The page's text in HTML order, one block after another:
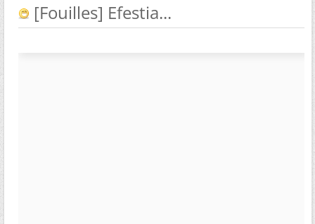
[Fouilles] Efestia...